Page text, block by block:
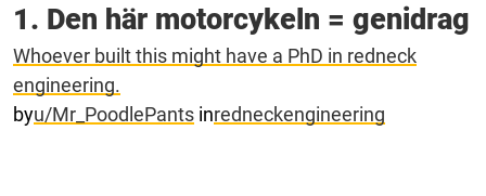
1. Den här motorcykeln = genidrag
Whoever built this might have a PhD in redneck
engineering.
byu/Mr_PoodlePants inredneckengineering